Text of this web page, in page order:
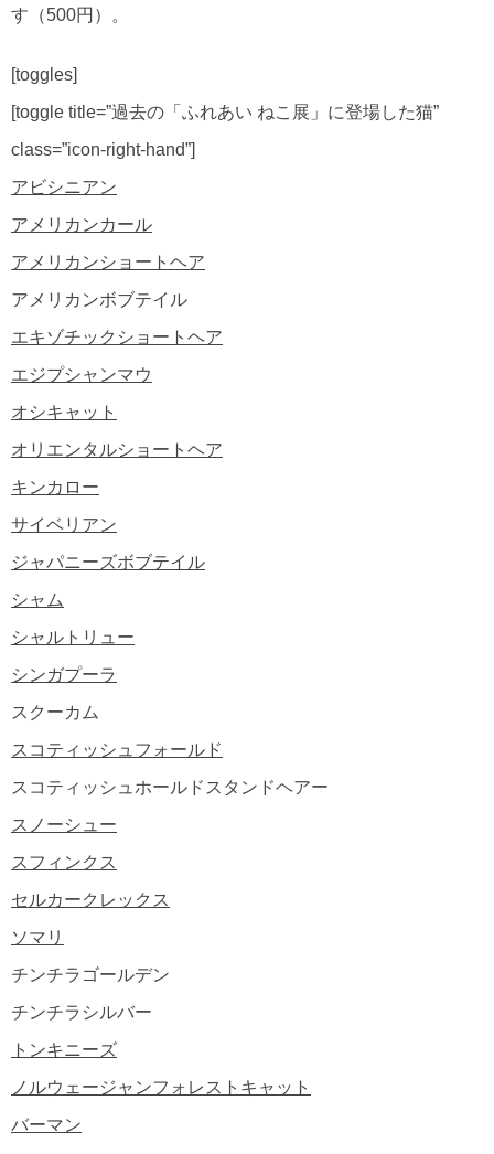
す（500円）。
[toggles]
[toggle title=”過去の「ふれあい ねこ展」に登場した猫”
class=”icon-right-hand”]
アビシニアン
アメリカンカール
アメリカンショートヘア
アメリカンボブテイル
エキゾチックショートヘア
エジプシャンマウ
オシキャット
オリエンタルショートヘア
キンカロー
サイベリアン
ジャパニーズボブテイル
シャム
シャルトリュー
シンガプーラ
スクーカム
スコティッシュフォールド
スコティッシュホールドスタンドヘアー
スノーシュー
スフィンクス
セルカークレックス
ソマリ
チンチラゴールデン
チンチラシルバー
トンキニーズ
ノルウェージャンフォレストキャット
バーマン